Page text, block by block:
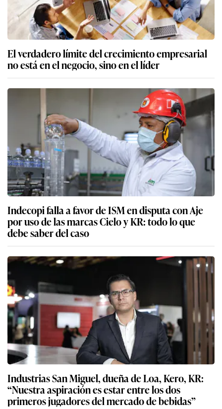
El verdadero límite del crecimiento empresarial
no está en el negocio, sino en el líder
Indecopi falla a favor de ISM en disputa con Aje
por uso de las marcas Cielo y KR: todo lo que
debe saber del caso
Industrias San Miguel, dueña de Loa, Kero, KR:
“Nuestra aspiración es estar entre los dos
primeros jugadores del mercado de bebidas”